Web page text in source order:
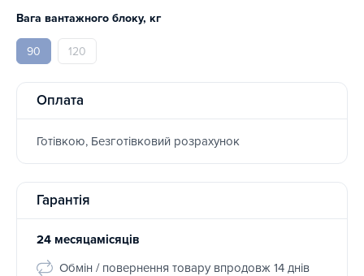
Вага вантажного блоку, кг
90 120
Оплата
Готівкою, Безготівковий розрахунок
Гарантія
24 месяцамісяців
Обмін / повернення товару впродовж 14 днів